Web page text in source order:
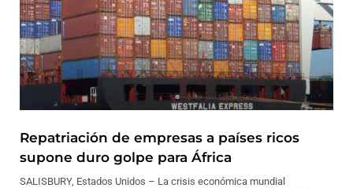
Repatriación de empresas a países ricos
supone duro golpe para África
SALISBURY, Estados Unidos – La crisis económica mundial